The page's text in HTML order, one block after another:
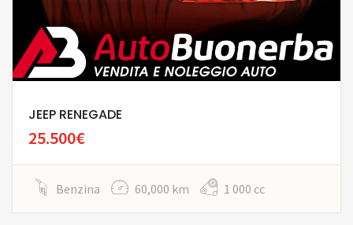
JEEP RENEGADE
25.500€
Benzina 60,000 km 1 000 cc